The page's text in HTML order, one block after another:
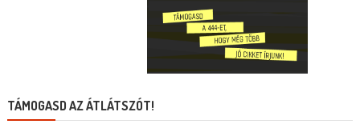
TÁMOGASD AZ ÁTLÁTSZÓT!